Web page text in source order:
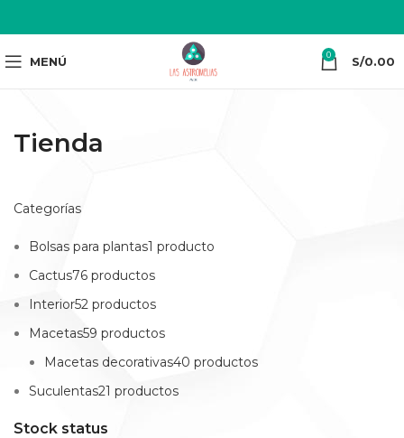
MENÚ 0 S/0.00
Tienda
Categorías
Bolsas para plantas1 producto
Cactus76 productos
Interior52 productos
Macetas59 productos
Macetas decorativas40 productos
Suculentas21 productos
Stock status